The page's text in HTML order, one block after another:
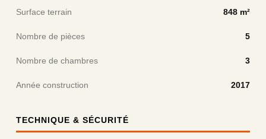
Surface terrain 848 m²
Nombre de pièces 5
Nombre de chambres 3
Année construction 2017
TECHNIQUE & SÉCURITÉ